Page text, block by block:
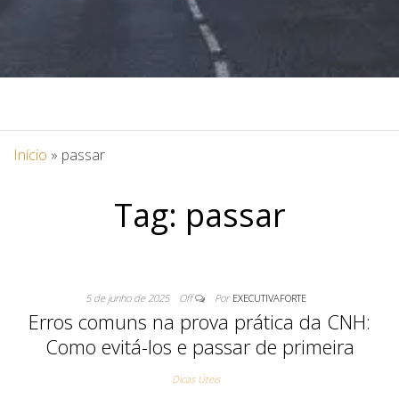
Início » passar
Tag: passar
5 de junho de 2025 Off Por EXECUTIVAFORTE
Erros comuns na prova prática da CNH:
Como evitá-los e passar de primeira
Dicas Úteis